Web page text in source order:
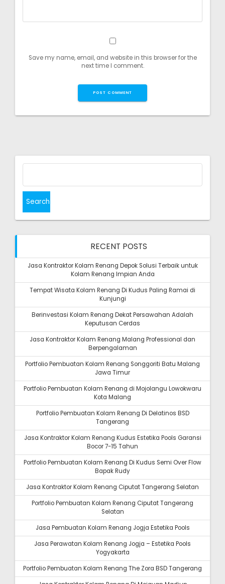
Save my name, email, and website in this browser for the
next time I comment.
Search
RECENT POSTS
Jasa Kontraktor Kolam Renang Depok Solusi Terbaik untuk
Kolam Renang Impian Anda
Tempat Wisata Kolam Renang Di Kudus Paling Ramai di
Kunjungi
Berinvestasi Kolam Renang Dekat Persawahan Adalah
Keputusan Cerdas
Jasa Kontraktor Kolam Renang Malang Professional dan
Berpengalaman
Portfolio Pembuatan Kolam Renang Songgoriti Batu Malang
Jawa Timur
Portfolio Pembuatan Kolam Renang di Mojolangu Lowokwaru
Kota Malang
Portfolio Pembuatan Kolam Renang Di Delatinos BSD
Tangerang
Jasa Kontraktor Kolam Renang Kudus Estetika Pools Garansi
Bocor 7-15 Tahun
Portfolio Pembuatan Kolam Renang Di Kudus Semi Over Flow
Bapak Rudy
Jasa Kontraktor Kolam Renang Ciputat Tangerang Selatan
Portfolio Pembuatan Kolam Renang Ciputat Tangerang
Selatan
Jasa Pembuatan Kolam Renang Jogja Estetika Pools
Jasa Perawatan Kolam Renang Jogja – Estetika Pools
Yogyakarta
Portfolio Pembuatan Kolam Renang The Zora BSD Tangerang